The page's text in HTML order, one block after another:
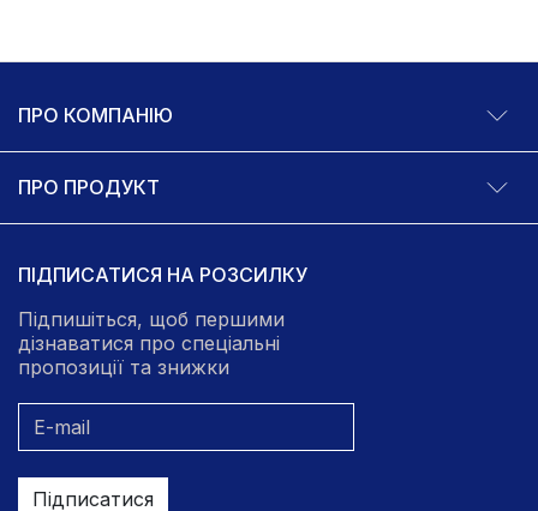
ПРО КОМПАНІЮ
ПРО ПРОДУКТ
ПІДПИСАТИСЯ НА РОЗСИЛКУ
Підпишіться, щоб першими
дізнаватися про спеціальні
пропозиції та знижки
Підписатися